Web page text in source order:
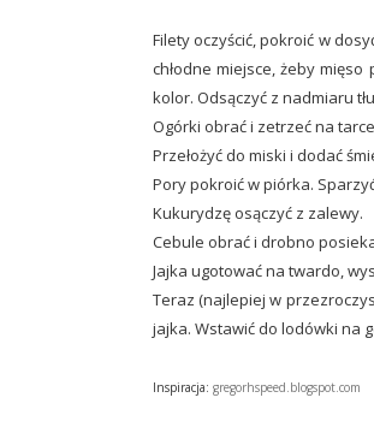
Filety oczyścić, pokroić w
chłodne miejsce, żeby
kolor. Odsączyć z nadmiaru
Ogórki obrać i zetrzeć na
Przełożyć do miski i dodać
Pory pokroić w piórka.
Kukurydzę osączyć z zalewy.
Cebule obrać i drobno
Jajka ugotować na twardo,
Teraz (najlepiej w
jajka. Wstawić do lodówki na
Inspiracja: gregorhspeed.blogspot.com